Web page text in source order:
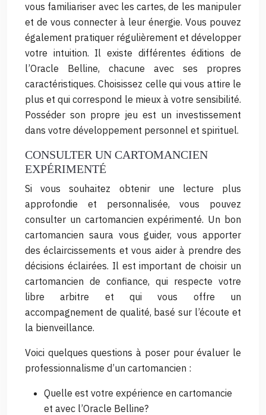
vous familiariser avec les cartes, de les manipuler
et de vous connecter à leur énergie. Vous pouvez
également pratiquer régulièrement et développer
votre intuition. Il existe différentes éditions de
l’Oracle Belline, chacune avec ses propres
caractéristiques. Choisissez celle qui vous attire le
plus et qui correspond le mieux à votre sensibilité.
Posséder son propre jeu est un investissement
dans votre développement personnel et spirituel.
CONSULTER UN CARTOMANCIEN
EXPÉRIMENTÉ
Si vous souhaitez obtenir une lecture plus
approfondie et personnalisée, vous pouvez
consulter un cartomancien expérimenté. Un bon
cartomancien saura vous guider, vous apporter
des éclaircissements et vous aider à prendre des
décisions éclairées. Il est important de choisir un
cartomancien de confiance, qui respecte votre
libre arbitre et qui vous offre un
accompagnement de qualité, basé sur l’écoute et
la bienveillance.
Voici quelques questions à poser pour évaluer le
professionnalisme d’un cartomancien :
Quelle est votre expérience en cartomancie
et avec l’Oracle Belline?